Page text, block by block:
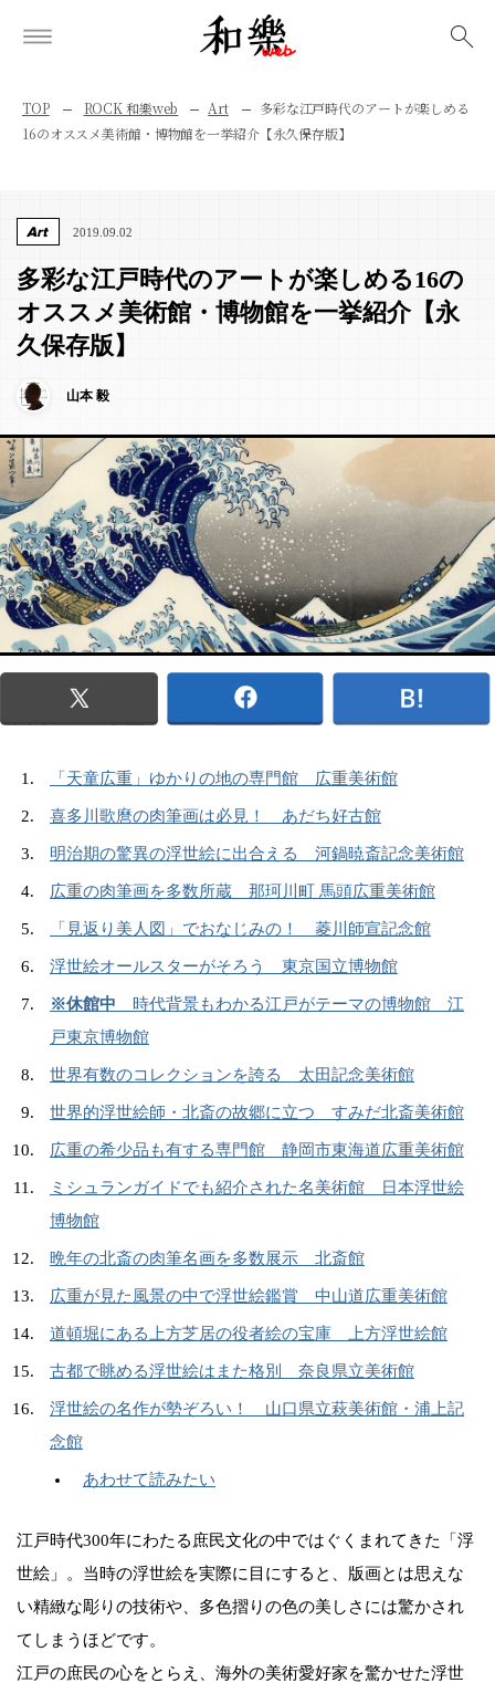
TOP ROCK 和樂web Art
多彩な江戸時代のアートが楽しめる
16のオススメ美術館・博物館を一挙紹介【永久保存版】
Art 2019.09.02
多彩な江戸時代のアートが楽しめる16の
オススメ美術館・博物館を一挙紹介【永
久保存版】
山本 毅
「天童広重」ゆかりの地の専門館 広重美術館
喜多川歌麿の肉筆画は必見！ あだち好古館
明治期の驚異の浮世絵に出合える 河鍋暁斎記念美術館
広重の肉筆画を多数所蔵 那珂川町 馬頭広重美術館
「見返り美人図」でおなじみの！ 菱川師宣記念館
浮世絵オールスターがそろう 東京国立博物館
※休館中 時代背景もわかる江戸がテーマの博物館 江
戸東京博物館
世界有数のコレクションを誇る 太田記念美術館
世界的浮世絵師・北斎の故郷に立つ すみだ北斎美術館
広重の希少品も有する専門館 静岡市東海道広重美術館
ミシュランガイドでも紹介された名美術館 日本浮世絵
博物館
晩年の北斎の肉筆名画を多数展示 北斎館
広重が見た風景の中で浮世絵鑑賞 中山道広重美術館
道頓堀にある上方芝居の役者絵の宝庫 上方浮世絵館
古都で眺める浮世絵はまた格別 奈良県立美術館
浮世絵の名作が勢ぞろい！ 山口県立萩美術館・浦上記
念館
あわせて読みたい
江戸時代300年にわたる庶民文化の中ではぐくまれてきた「浮
世絵」。当時の浮世絵を実際に目にすると、版画とは思えな
い精緻な彫りの技術や、多色摺りの色の美しさには驚かされ
てしまうほどです。
江戸の庶民の心をとらえ、海外の美術愛好家を驚かせた浮世